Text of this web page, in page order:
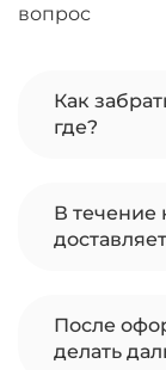
вопрос
Как
где?
В течение
После
делать